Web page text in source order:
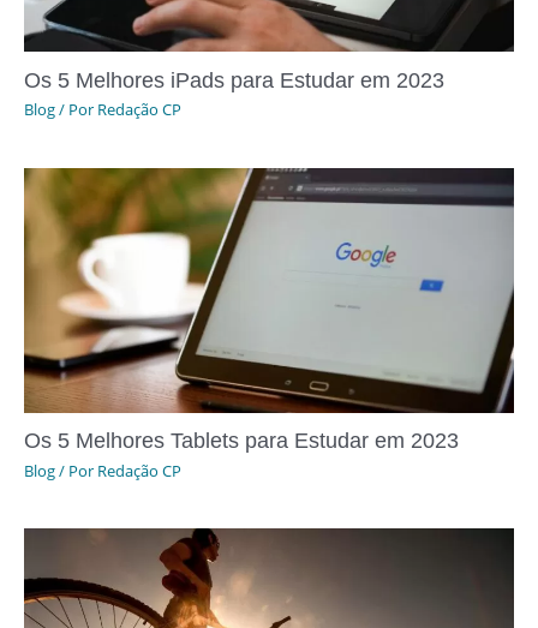
Os 5 Melhores iPads para Estudar em 2023
Blog/ Por Redação CP
Os 5 Melhores Tablets para Estudar em 2023
Blog/ Por Redação CP